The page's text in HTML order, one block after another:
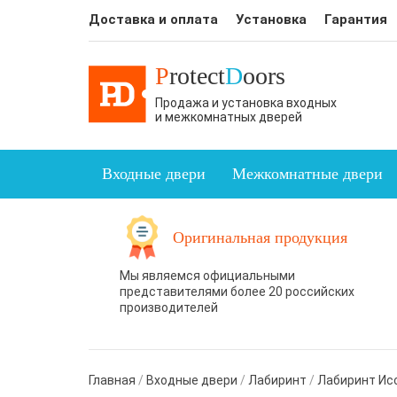
Доставка и оплата Установка Гарантия
ProtectDoors
Продажа и установка входных
и межкомнатных дверей
Входные двери Межкомнатные двери
Оригинальная продукция
Мы являемся официальными
представителями более 20 российских
производителей
Главная / Входные двери / Лабиринт / Лабиринт